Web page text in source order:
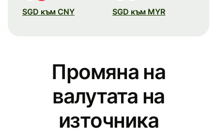
SGD към CNY SGD към MYR
Промяна на
валутата на
източника